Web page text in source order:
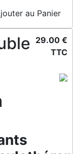
au Panier
29.00 €
TTC